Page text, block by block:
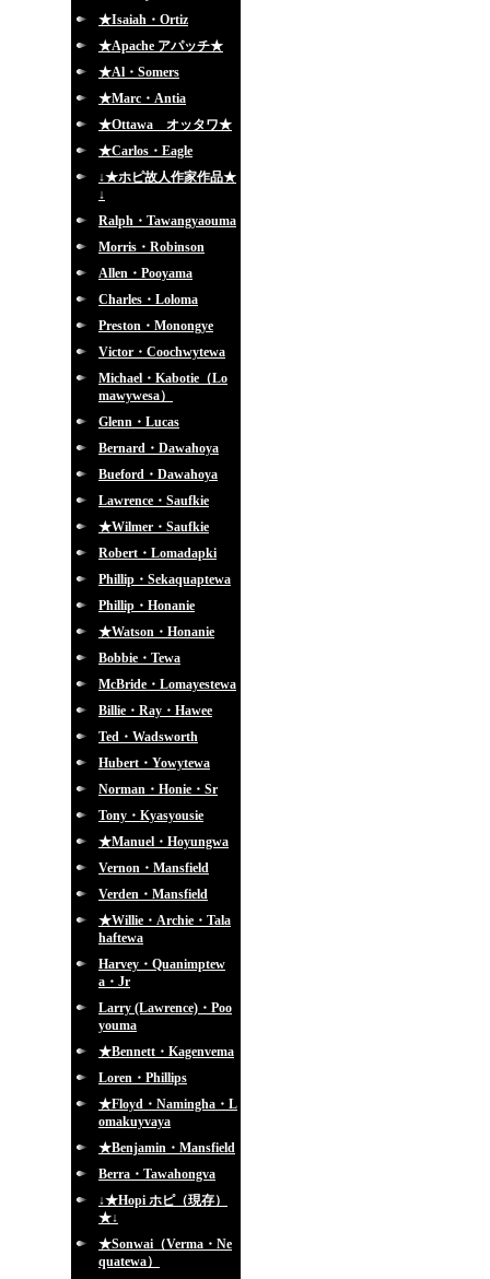
★Isaiah・Ortiz
★Apache アパッチ★
★Al・Somers
★Marc・Antia
★Ottawa オッタワ★
★Carlos・Eagle
↓★ホピ故人作家作品★
↓
Ralph・Tawangyaouma
Morris・Robinson
Allen・Pooyama
Charles・Loloma
Preston・Monongye
Victor・Coochwytewa
Michael・Kabotie（Lo
mawywesa）
Glenn・Lucas
Bernard・Dawahoya
Bueford・Dawahoya
Lawrence・Saufkie
★Wilmer・Saufkie
Robert・Lomadapki
Phillip・Sekaquaptewa
Phillip・Honanie
★Watson・Honanie
Bobbie・Tewa
McBride・Lomayestewa
Billie・Ray・Hawee
Ted・Wadsworth
Hubert・Yowytewa
Norman・Honie・Sr
Tony・Kyasyousie
★Manuel・Hoyungwa
Vernon・Mansfield
Verden・Mansfield
★Willie・Archie・Tala
haftewa
Harvey・Quanimptew
a・Jr
Larry (Lawrence)・Poo
youma
★Bennett・Kagenvema
Loren・Phillips
★Floyd・Namingha・L
omakuyvaya
★Benjamin・Mansfield
Berra・Tawahongva
↓★Hopi ホピ（現存）
★↓
★Sonwai（Verma・Ne
quatewa）